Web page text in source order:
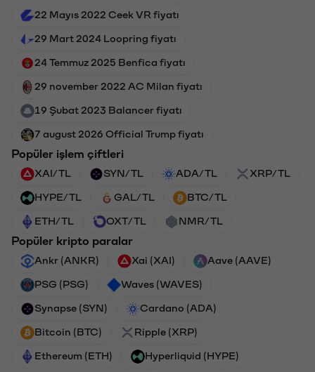
22 Mayıs 2022 Ceek VR fiyatı
29 Mart 2024 Loopring fiyatı
24 Temmuz 2025 Benfica fiyatı
29 november 2022 AC Milan fiyatı
19 Şubat 2023 Balancer fiyatı
7 august 2026 Official Trump fiyatı
Popüler işlem çiftleri
XAI/TL SYN/TL ADA/TL XRP/TL
HYPE/TL GAL/TL BTC/TL
ETH/TL OXT/TL NMR/TL
Popüler kripto paralar
Ankr (ANKR) Xai (XAI) Aave (AAVE)
PSG (PSG) Waves (WAVES)
Synapse (SYN) Cardano (ADA)
Bitcoin (BTC) Ripple (XRP)
Ethereum (ETH) Hyperliquid (HYPE)